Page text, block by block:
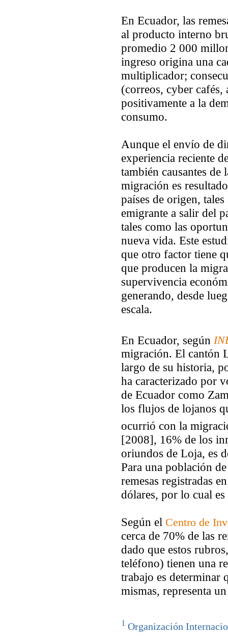
En Ecuador, las
al producto interno
promedio 2 000
ingreso origina una
multiplicador;
(correos, cyber cafés,
positivamente a la
consumo.
Aunque el envío de
experiencia reciente
también causantes
migración es
países de origen,
emigrante a salir del
tales como las
nueva vida. Este
que otro factor tiene
que producen la
supervivencia
generando, desde
escala.
En Ecuador, según
migración. El cantón
largo de su historia,
ha caracterizado por
de Ecuador como
los flujos de lojanos
ocurrió con la
[2008], 16% de los
oriundos de Loja, es
Para una población
remesas registradas
dólares, por lo cual
Según el Centro de
cerca de 70% de las
dado que estos
teléfono) tienen una
trabajo es determinar
mismas, representa
1 Organización